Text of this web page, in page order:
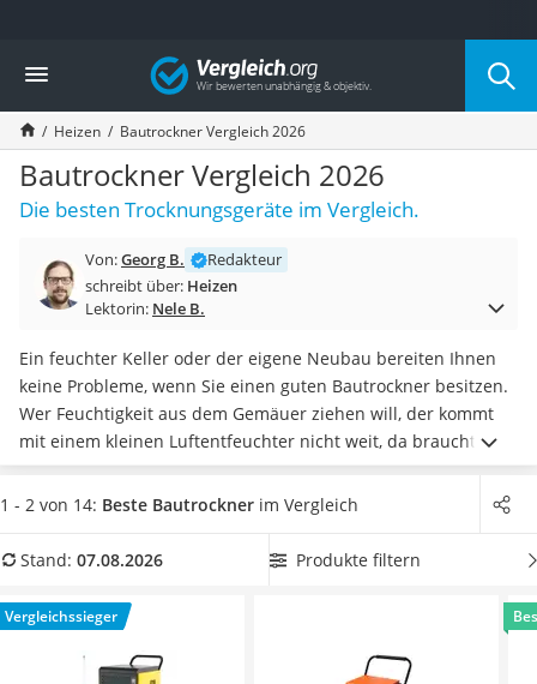
Die beliebtesten Vergleiche nach Kategorie
Baumarkt
Tresor feuerfest
Makita-Akku-Rasenmäher
Kappsäge
Smartes Türschloss
Akku-Rasentrimmer
Feuchtigkeitsmessgerät
Split-Klimaanlage 2 Innengeräte
Pelletofen
Tiefbrunnenpumpe
Fliesenschneider
Hochdruckreiniger
Doppelschleifer
Überwachungskamera
Benzinrasenmäher mit Elektrostart
Löschdecke
Winterharte Palmen
Gasdurchlauferhitzer
Vergleich
Heizen Bautrockner Vergleich 2026
Bautrockner Vergleich 2026
Die besten Trocknungsgeräte im Vergleich.
Von:Georg B.
Redakteur
schreibt über: Heizen
Lektorin: Nele B.
Ein feuchter Keller oder der eigene Neubau bereiten Ihnen
keine Probleme, wenn Sie einen guten Bautrockner besitzen.
Wer Feuchtigkeit aus dem Gemäuer ziehen will, der kommt
mit einem kleinen Luftentfeuchter nicht weit, da braucht es
schweres Gerät.Selbst günstige Bautrockner schaffen 20
Liter an einem Tag aus derLuft zu filtern.
Ist Ihr Raum sehr
besonders viel Luft im Raum einsaugt: Diesen Wert finden
Tabelle (m³/h). Überzeugt hat uns hier im August 2026
besonders das Modell
Eigenschaften.
1 - 2 von 14: Beste Bautrockner im Vergleich
Stand: 07.08.2026 Produkte filtern
Vergleichssieger